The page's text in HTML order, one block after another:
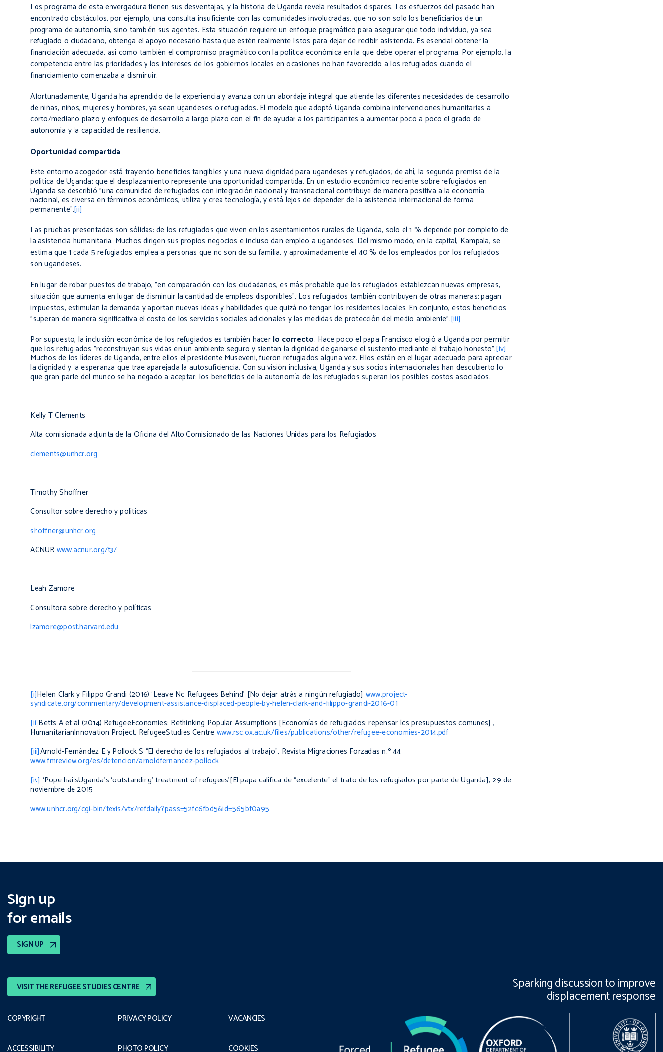
Los programa de esta envergadura tienen sus desventajas, y la historia de Uganda revela resultados dispares. Los esfuerzos del pasado han
encontrado obstáculos, por ejemplo, una consulta insuficiente con las comunidades involucradas, que no son solo los beneficiarios de un
programa de autonomía, sino también sus agentes. Esta situación requiere un enfoque pragmático para asegurar que todo individuo, ya sea
refugiado o ciudadano, obtenga el apoyo necesario hasta que estén realmente listos para dejar de recibir asistencia. Es esencial obtener la
financiación adecuada, así como también el compromiso pragmático con la política económica en la que debe operar el programa. Por ejemplo, la
competencia entre las prioridades y los intereses de los gobiernos locales en ocasiones no han favorecido a los refugiados cuando el
financiamiento comenzaba a disminuir.
Afortunadamente, Uganda ha aprendido de la experiencia y avanza con un abordaje integral que atiende las diferentes necesidades de desarrollo
de niñas, niños, mujeres y hombres, ya sean ugandeses o refugiados. El modelo que adoptó Uganda combina intervenciones humanitarias a
corto/mediano plazo y enfoques de desarrollo a largo plazo con el fin de ayudar a los participantes a aumentar poco a poco el grado de
autonomía y la capacidad de resiliencia.
Oportunidad compartida
Este entorno acogedor está trayendo beneficios tangibles y una nueva dignidad para ugandeses y refugiados; de ahí, la segunda premisa de la
política de Uganda: que el desplazamiento represente una oportunidad compartida. En un estudio económico reciente sobre refugiados en
Uganda se describió "una comunidad de refugiados con integración nacional y transnacional contribuye de manera positiva a la economía
nacional, es diversa en términos económicos, utiliza y crea tecnología, y está lejos de depender de la asistencia internacional de forma
permanente".[ii]
Las pruebas presentadas son sólidas: de los refugiados que viven en los asentamientos rurales de Uganda, solo el 1 % depende por completo de
la asistencia humanitaria. Muchos dirigen sus propios negocios e incluso dan empleo a ugandeses. Del mismo modo, en la capital, Kampala, se
estima que 1 cada 5 refugiados emplea a personas que no son de su familia, y aproximadamente el 40 % de los empleados por los refugiados
son ugandeses.
En lugar de robar puestos de trabajo, "en comparación con los ciudadanos, es más probable que los refugiados establezcan nuevas empresas,
situación que aumenta en lugar de disminuir la cantidad de empleos disponibles". Los refugiados tambiéncontribuyen de otras maneras: pagan
impuestos, estimulan la demanda y aportan nuevas ideas y habilidades que quizá no tengan los residentes locales. En conjunto, estos beneficios
"superan de manera significativa el costo de los servicios sociales adicionales y las medidas de protección del medio ambiente".[iii]
Por supuesto, la inclusión económica de los refugiados es también hacer lo correcto. Hace poco el papa Francisco elogió a Uganda por permitir
que los refugiados "reconstruyan sus vidas en un ambiente seguro y sientan la dignidad de ganarse el sustento mediante el trabajo honesto".[iv]
Muchos de los líderes de Uganda, entre ellos el presidente Museveni, fueron refugiados alguna vez. Ellos están en el lugar adecuado para apreciar
la dignidad y la esperanza que trae aparejada la autosuficiencia. Con su visión inclusiva, Uganda y sus socios internacionales han descubierto lo
que gran parte del mundo se ha negado a aceptar: los beneficios de la autonomía de los refugiados superan los posibles costos asociados.
Kelly T Clements
Alta comisionada adjunta de la Oficina del Alto Comisionado de las Naciones Unidas para los Refugiados
clements@unhcr.org
Timothy Shoffner
Consultor sobre derecho y políticas
shoffner@unhcr.org
ACNUR www.acnur.org/t3/
Leah Zamore
Consultora sobre derecho y políticas
lzamore@post.harvard.edu
[i]Helen Clark y Filippo Grandi (2016) ‘Leave No Refugees Behind’ [No dejar atrás a ningún refugiado] www.project-
syndicate.org/commentary/development-assistance-displaced-people-by-helen-clark-and-filippo-grandi-2016-01
[ii]Betts A et al (2014) RefugeeEconomies: Rethinking Popular Assumptions [Economías de refugiados: repensar los presupuestos comunes] ,
HumanitarianInnovation Project, RefugeeStudies Centre www.rsc.ox.ac.uk/files/publications/other/refugee-economies-2014.pdf
[iii]Arnold-Fernández E y Pollock S “El derecho de los refugiados al trabajo”, Revista Migraciones Forzadasn.º 44
www.fmreview.org/es/detencion/arnoldfernandez-pollock
[iv] ‘Pope hailsUganda’s ‘outstanding’ treatment of refugees’[El papa califica de “excelente” el trato de los refugiados por parte de Uganda], 29 de
noviembre de 2015
www.unhcr.org/cgi-bin/texis/vtx/refdaily?pass=52fc6fbd5&id=565bf0a95
Sign up
for emails
SIGN UP
VISIT THE REFUGEE STUDIES CENTRE Sparking discussion to improve
displacement response
COPYRIGHT
ACCESSIBILITY
PRIVACY POLICY
PHOTO POLICY
VACANCIES
COOKIES